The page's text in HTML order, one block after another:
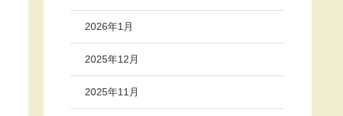
2026年1月
2025年12月
2025年11月